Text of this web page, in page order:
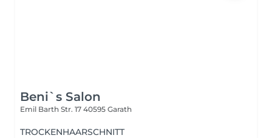
Beni`s Salon
Emil Barth Str. 17 40595 Garath
TROCKENHAARSCHNITT